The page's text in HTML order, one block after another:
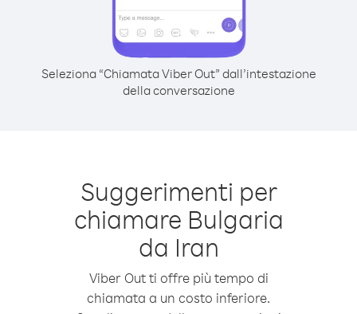
Seleziona “Chiamata Viber Out” dall’intestazione
della conversazione
Suggerimenti per
chiamare Bulgaria
da Iran
Viber Out ti offre più tempo di
chiamata a un costo inferiore.